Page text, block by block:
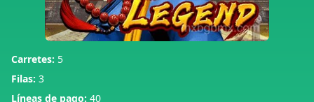
Carretes: 5
Filas: 3
Líneas de pago: 40